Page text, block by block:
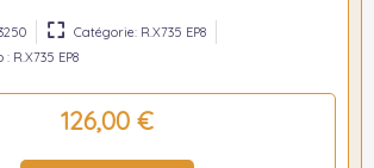
Catégorie: R.X735 EP8
R.X735 EP8
126,00 €